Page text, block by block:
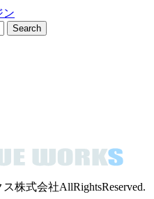
Search
株式会社AllRightsReserved.